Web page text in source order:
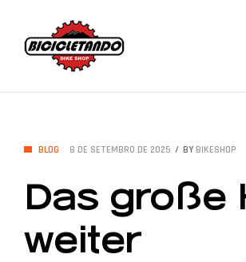
Bicicletando
Bike
Shop
Seu
sonho
sobre
CATEGORIES
BLOG 8 DE SETEMBRO DE 2025 BY BIKESHOP
Das große
weiter